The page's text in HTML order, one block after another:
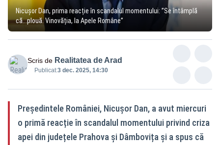
Nicușor Dan, prima reacție în scandalul momentului: ”Se întâmplă
că...plouă. Vinovăția, la Apele Române”
Scris de Realitatea de Arad
Publicat:3 dec. 2025, 14:30
Președintele României, Nicușor Dan, a avut miercuri
o primă reacție în scandalul momentului privind criza
apei din județele Prahova și Dâmbovița și a spus că